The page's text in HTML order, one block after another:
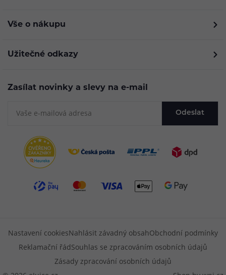
Vše o nákupu
Užitečné odkazy
Zasílat novinky a slevy na e-mail
Odeslat
Nastavení cookiesNahlásit závadný obsahObchodní podmínky
Reklamační řádSouhlas se zpracováním osobních údajů
Zásady zpracování osobních údajů